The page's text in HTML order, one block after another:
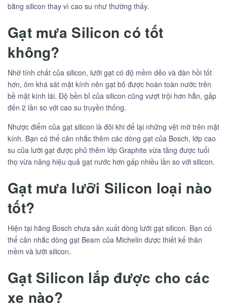
bằng silicon thay vì cao su như thường thấy.
Gạt mưa Silicon có tốt
không?
Nhờ tính chất của silicon, lưỡi gạt có độ mềm dẻo và đàn hồi tốt
hơn, ôm khá sát mặt kính nên gạt bỏ được hoàn toàn nước trên
bề mặt kính lái. Độ bền bỉ của silicon cũng vượt trội hơn hẳn, gấp
đến 2 lần so với cao su truyền thống.
Nhược điểm của gạt silicon là đôi khi để lại những vệt mờ trên mặt
kính. Bạn có thể cân nhắc thêm các dòng gạt của Bosch, lớp cao
su của lưỡi gạt được phủ thêm lớp Graphite vừa tăng được tuổi
thọ vừa nâng hiệu quả gạt nước hơn gấp nhiều lần so với silicon.
Gạt mưa lưỡi Silicon loại nào
tốt?
Hiện tại hãng Bosch chưa sản xuất dòng lưỡi gạt silicon. Bạn có
thể cân nhắc dòng gạt Beam của Michelin được thiết kế thân
mềm và lưỡi silicon.
Gạt Silicon lắp được cho các
xe nào?